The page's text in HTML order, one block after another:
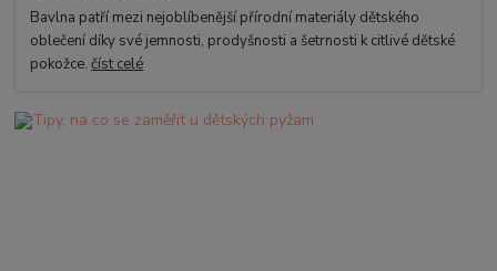
Bavlna patří mezi nejoblíbenější přírodní materiály dětského
oblečení díky své jemnosti, prodyšnosti a šetrnosti k citlivé dětské
pokožce.číst celé